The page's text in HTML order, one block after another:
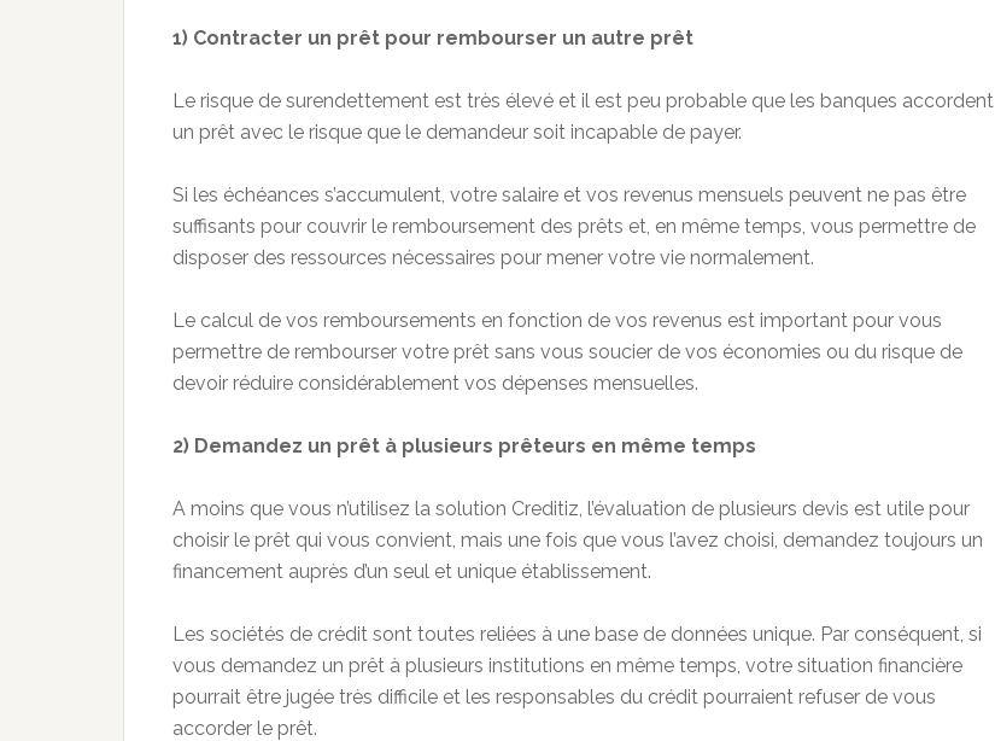
1) Contracter un prêt pour rembourser un autre prêt
Le risque de surendettement est très élevé et il est peu probable que les banques accordent
un prêt avec le risque que le demandeur soit incapable de payer.
Si les échéances s’accumulent, votre salaire et vos revenus mensuels peuvent ne pas être
suffisants pour couvrir le remboursement des prêts et, en même temps, vous permettre de
disposer des ressources nécessaires pour mener votre vie normalement.
Le calcul de vos remboursements en fonction de vos revenus est important pour vous
permettre de rembourser votre prêt sans vous soucier de vos économies ou du risque de
devoir réduire considérablement vos dépenses mensuelles.
2) Demandez un prêt à plusieurs prêteurs en même temps
A moins que vous n’utilisez la solution Creditiz, l’évaluation de plusieurs devis est utile pour
choisir le prêt qui vous convient, mais une fois que vous l’avez choisi, demandez toujours un
financement auprès d’un seul et unique établissement.
Les sociétés de crédit sont toutes reliées à une base de données unique. Par conséquent, si
vous demandez un prêt à plusieurs institutions en même temps, votre situation financière
pourrait être jugée très difficile et les responsables du crédit pourraient refuser de vous
accorder le prêt.